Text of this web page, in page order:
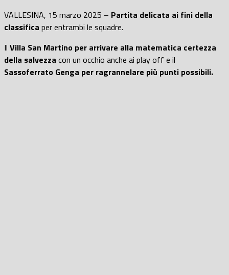
VALLESINA, 15 marzo 2025 – Partita delicata ai fini della
classifica per entrambi le squadre.
Il Villa San Martino per arrivare alla matematica certezza
della salvezza con un occhio anche ai play off e il
Sassoferrato Genga per ragrannelare più punti possibili.